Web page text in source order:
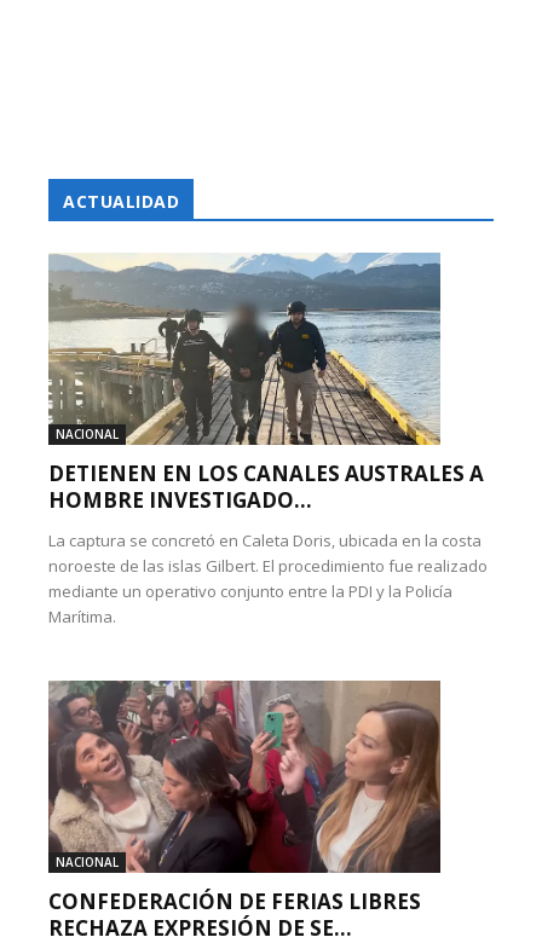
ACTUALIDAD
NACIONAL
DETIENEN EN LOS CANALES AUSTRALES A
HOMBRE INVESTIGADO...
La captura se concretó en Caleta Doris, ubicada en la costa
noroeste de las islas Gilbert. El procedimiento fue realizado
mediante un operativo conjunto entre la PDI y la Policía
Marítima.
NACIONAL
CONFEDERACIÓN DE FERIAS LIBRES
RECHAZA EXPRESIÓN DE SE...